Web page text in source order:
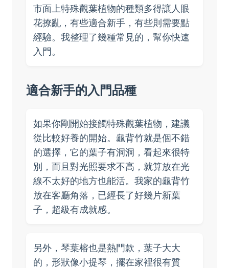
市面上特殊觀葉植物的種類多得讓人眼
花撩亂，有些適合新手，有些則需要點
經驗。我整理了幾種常見的，幫你快速
入門。
適合新手的入門品種
如果你剛開始接觸特殊觀葉植物，建議
從比較好養的開始。龜背竹就是個不錯
的選擇，它的葉子有洞洞，看起來很特
別，而且對光照要求不高，就算放在光
線不太好的地方也能活。我家的龜背竹
放在客廳角落，已經長了好幾片新葉
子，超級有成就感。
另外，琴葉榕也是熱門款，葉子大大
的，形狀像小提琴，擺在家裡很有質